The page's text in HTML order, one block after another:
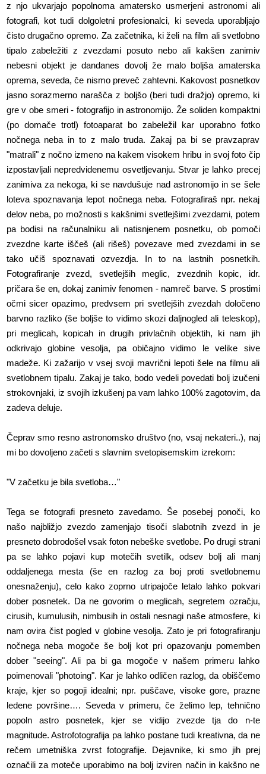
z njo ukvarjajo popolnoma amatersko usmerjeni astronomi ali
fotografi, kot tudi dolgoletni profesionalci, ki seveda uporabljajo
čisto drugačno opremo. Za začetnika, ki želi na film ali svetlobno
tipalo zabeležiti z zvezdami posuto nebo ali kakšen zanimiv
nebesni objekt je dandanes dovolj že malo boljša amaterska
oprema, seveda, če nismo preveč zahtevni. Kakovost posnetkov
jasno sorazmerno narašča z boljšo (beri tudi dražjo) opremo, ki
gre v obe smeri - fotografijo in astronomijo. Že soliden kompaktni
(po domače trotl) fotoaparat bo zabeležil kar uporabno fotko
nočnega neba in to z malo truda. Zakaj pa bi se pravzaprav
"matrali" z nočno izmeno na kakem visokem hribu in svoj foto čip
izpostavljali nepredvidenemu osvetljevanju. Stvar je lahko precej
zanimiva za nekoga, ki se navdušuje nad astronomijo in se šele
loteva spoznavanja lepot nočnega neba. Fotografiraš npr. nekaj
delov neba, po možnosti s kakšnimi svetlejšimi zvezdami, potem
pa bodisi na računalniku ali natisnjenem posnetku, ob pomoči
zvezdne karte iščeš (ali rišeš) povezave med zvezdami in se
tako učiš spoznavati ozvezdja. In to na lastnih posnetkih.
Fotografiranje zvezd, svetlejših meglic, zvezdnih kopic, idr.
pričara še en, dokaj zanimiv fenomen - namreč barve. S prostimi
očmi sicer opazimo, predvsem pri svetlejših zvezdah določeno
barvno razliko (še boljše to vidimo skozi daljnogled ali teleskop),
pri meglicah, kopicah in drugih privlačnih objektih, ki nam jih
odkrivajo globine vesolja, pa običajno vidimo le velike sive
madeže. Ki zažarijo v vsej svoji mavrični lepoti šele na filmu ali
svetlobnem tipalu. Zakaj je tako, bodo vedeli povedati bolj izučeni
strokovnjaki, iz svojih izkušenj pa vam lahko 100% zagotovim, da
zadeva deluje.
Čeprav smo resno astronomsko društvo (no, vsaj nekateri..), naj
mi bo dovoljeno začeti s slavnim svetopisemskim izrekom:
"V začetku je bila svetloba…"
Tega se fotografi presneto zavedamo. Še posebej ponoči, ko
našo najbližjo zvezdo zamenjajo tisoči slabotnih zvezd in je
presneto dobrodošel vsak foton nebeške svetlobe. Po drugi strani
pa se lahko pojavi kup motečih svetilk, odsev bolj ali manj
oddaljenega mesta (še en razlog za boj proti svetlobnemu
onesnaženju), celo kako zoprno utripajoče letalo lahko pokvari
dober posnetek. Da ne govorim o meglicah, segretem ozračju,
cirusih, kumulusih, nimbusih in ostali nesnagi naše atmosfere, ki
nam ovira čist pogled v globine vesolja. Zato je pri fotografiranju
nočnega neba mogoče še bolj kot pri opazovanju pomemben
dober "seeing". Ali pa bi ga mogoče v našem primeru lahko
poimenovali "photoing". Kar je lahko odličen razlog, da obiščemo
kraje, kjer so pogoji idealni; npr. puščave, visoke gore, prazne
ledene površine…. Seveda v primeru, če želimo lep, tehnično
popoln astro posnetek, kjer se vidijo zvezde tja do n-te
magnitude. Astrofotografija pa lahko postane tudi kreativna, da ne
rečem umetniška zvrst fotografije. Dejavnike, ki smo jih prej
označili za moteče uporabimo na bolj izviren način in kakšno ne